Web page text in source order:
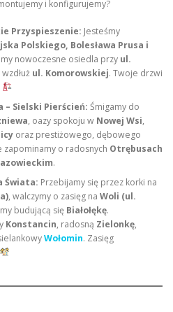
i konfigurujemy?
Przyspieszenie: Jesteśmy
Polskiego, Bolesława Prusa i
nowoczesne osiedla przy ul.
ul. Komorowskiej. Twoje drzwi
– Sielski Pierścień: Śmigamy do
, oazy spokoju w Nowej Wsi,
oraz prestiżowego, dębowego
zapominamy o radosnych Otrębusach
.
Świata: Przebijamy się przez korki na
, walczymy o zasięg na Woli (ul.
budującą się Białołękę.
Konstancin, radosną Zielonkę,
Wołomin. Zasięg